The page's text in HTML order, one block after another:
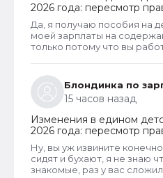
2026 года: пересмотр
новый порядок
пребывания
Да, я получаю пособия на
моей зарплаты на
только потому что вы
страдать?Блондинка по
15 часов назад
Изменения в едином
2026 года: пересмотр
новый порядок
пребывания
Ну, вы уж извините
сидят и бухают, я не знаю
знакомые, раз у вас